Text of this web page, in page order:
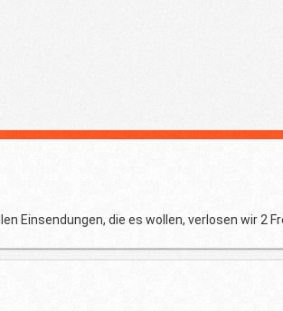
Einsendungen, die es wollen, verlosen wir 2